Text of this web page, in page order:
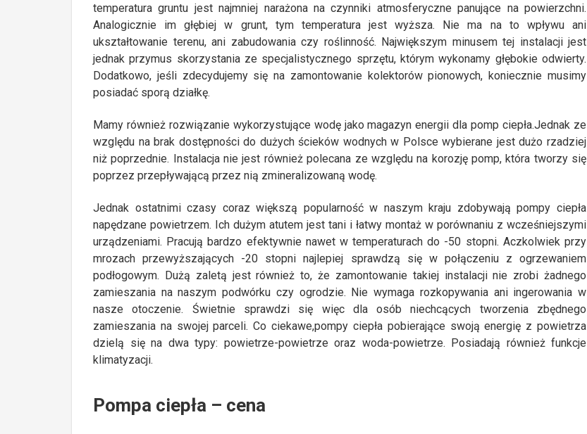
temperatura gruntu jest najmniej narażona na czynniki atmosferyczne panujące na powierzchni.
Analogicznie im głębiej w grunt, tym temperatura jest wyższa. Nie ma na to wpływu ani
ukształtowanie terenu, ani zabudowania czy roślinność. Największym minusem tej instalacji jest
jednak przymus skorzystania ze specjalistycznego sprzętu, którym wykonamy głębokie odwierty.
Dodatkowo, jeśli zdecydujemy się na zamontowanie kolektorów pionowych, koniecznie musimy
posiadać sporą działkę.
Mamy również rozwiązanie wykorzystujące wodę jako magazyn energii dla pomp ciepła.Jednak ze
względu na brak dostępności do dużych ścieków wodnych w Polsce wybierane jest dużo rzadziej
niż poprzednie. Instalacja nie jest również polecana ze względu na korozję pomp, która tworzy się
poprzez przepływającą przez nią zmineralizowaną wodę.
Jednak ostatnimi czasy coraz większą popularność w naszym kraju zdobywają pompy ciepła
napędzane powietrzem. Ich dużym atutem jest tani i łatwy montaż w porównaniu z wcześniejszymi
urządzeniami. Pracują bardzo efektywnie nawet w temperaturach do -50 stopni. Aczkolwiek przy
mrozach przewyższających -20 stopni najlepiej sprawdzą się w połączeniu z ogrzewaniem
podłogowym. Dużą zaletą jest również to, że zamontowanie takiej instalacji nie zrobi żadnego
zamieszania na naszym podwórku czy ogrodzie. Nie wymaga rozkopywania ani ingerowania w
nasze otoczenie. Świetnie sprawdzi się więc dla osób niechcących tworzenia zbędnego
zamieszania na swojej parceli. Co ciekawe,pompy ciepła pobierające swoją energię z powietrza
dzielą się na dwa typy: powietrze-powietrze oraz woda-powietrze. Posiadają również funkcje
klimatyzacji.
Pompa ciepła – cena